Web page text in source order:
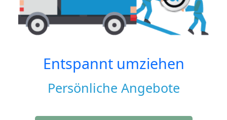
Entspannt umziehen
Persönliche Angebote